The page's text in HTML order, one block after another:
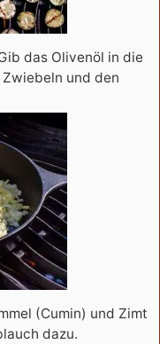
das Olivenöl in die
und den
(Cumin) und Zimt
dazu.